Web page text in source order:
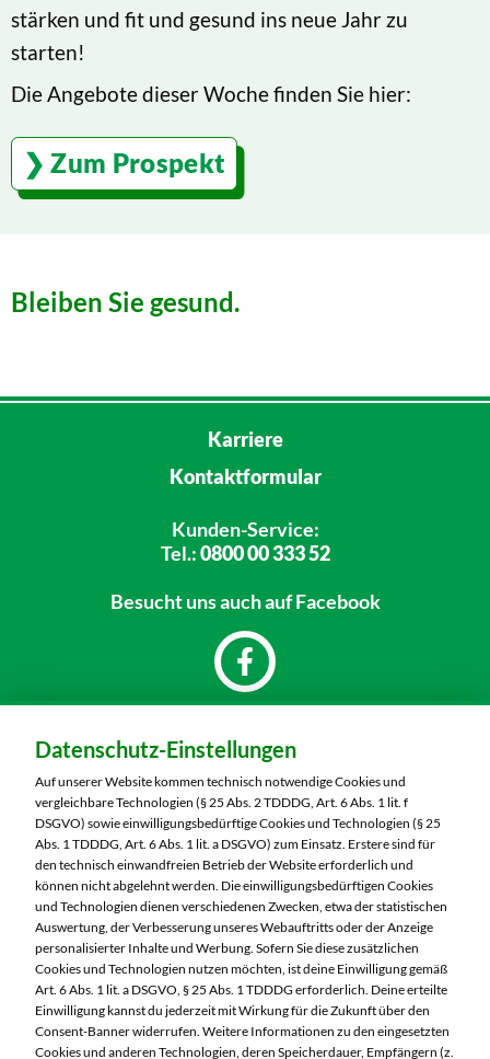
stärken und fit und gesund ins neue Jahr zu
starten!
Die Angebote dieser Woche finden Sie hier:
Zum Prospekt
Bleiben Sie gesund.
Karriere
Kontaktformular
Kunden-Service:
Tel.:0800 00 333 52
Besucht unsauch auf Facebook
Marktkauf Oschatz
Venissieuxer Straße 6
04758 Oschatz
Telefon:03435 9870
Markt ändern
Öffnungszeiten diese Woche:
Mo:
07:00 – 20:00 Uhr
Di:
07:00 – 20:00 Uhr
Mi:
07:00 – 20:00 Uhr
Datenschutz-Einstellungen
Auf unserer Website kommen technisch notwendige Cookies und
vergleichbare Technologien (§ 25 Abs. 2 TDDDG, Art. 6 Abs. 1 lit. f
DSGVO) sowie einwilligungsbedürftige Cookies und Technologien (§ 25
Abs. 1 TDDDG, Art. 6 Abs. 1 lit. a DSGVO) zum Einsatz. Erstere sind für
den technisch einwandfreien Betrieb der Website erforderlich und
können nicht abgelehnt werden. Die einwilligungsbedürftigen Cookies
und Technologien dienen verschiedenen Zwecken, etwa der statistischen
Auswertung, der Verbesserung unseres Webauftritts oder der Anzeige
personalisierter Inhalte und Werbung. Sofern Sie diese zusätzlichen
Cookies und Technologien nutzen möchten, ist deine Einwilligung gemäß
Art. 6 Abs. 1 lit. a DSGVO, § 25 Abs. 1 TDDDG erforderlich. Deine erteilte
Einwilligung kannst du jederzeit mit Wirkung für die Zukunft über den
Consent-Banner widerrufen. Weitere Informationen zu den eingesetzten
Cookies und anderen Technologien, deren Speicherdauer, Empfängern (z.